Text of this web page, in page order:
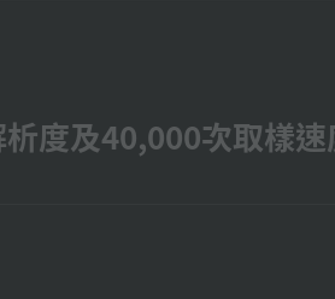
度及40,000次取樣